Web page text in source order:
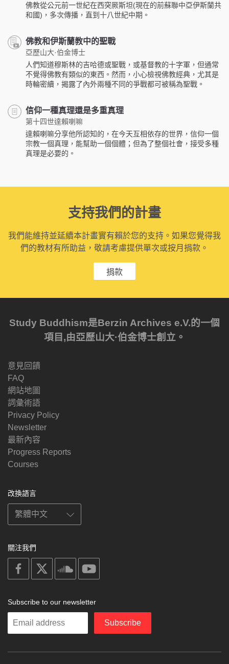
佛教從公元前一世紀在西突厥斯坦(現在的前蘇聯中亞伊斯蘭共
和國)，多次傳播，直到十八世紀中期。
佛教和伊斯蘭教中的聖戰
亞歷山大·伯金博士
人們知道穆斯林的吉哈德或聖戰，或基督教的十字軍，但通常
不覺得佛教有類似的東西。然而，小心檢視佛教經典，尤其是
時輪密續，揭露了內外兩種不同的爭戰都可被稱為聖戰。
信仰一種真理還是多重真理
第十四世達賴喇嘛
達賴喇嘛分享他所認知的，在今天互相依存的世界，信仰一個
宗教一個真理，能幫助一個個體；但為了整個社會，接受多種
真理是必要的。
支持我們的計畫
我們能維持並延續本計畫實有賴於您的支持。如果您覺得我
們的教材有所助益，敬請考慮提供單次或按月捐款。
捐款
Study Buddhism是Berzin Archives e.V.的一個
項目,由亞歷山大·伯金博士創立。
意見回饋
FAQ
網站地圖
詞彙術語
Privacy Policy
Newsletter
最新內容
Progress Reports
Courses
改換語言
關注我們
on
facebook
soundcloud
Subscribe to our newsletter
Enter
Subscribe